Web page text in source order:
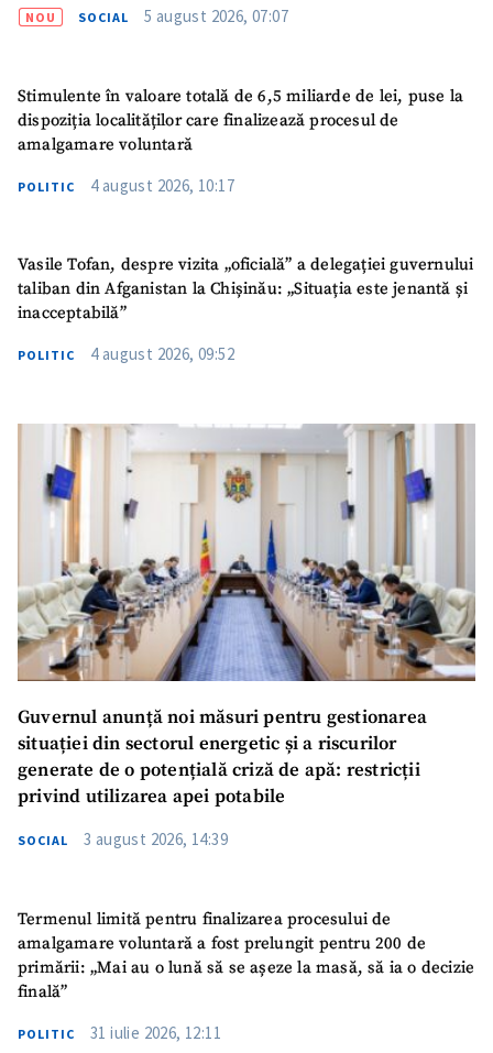
NOU SOCIAL 5 august 2026, 07:07
Stimulente în valoare totală de 6,5 miliarde de lei, puse la
dispoziția localităților care finalizează procesul de
amalgamare voluntară
POLITIC 4 august 2026, 10:17
Vasile Tofan, despre vizita „oficială” a delegației guvernului
taliban din Afganistan la Chișinău: „Situația este jenantă și
inacceptabilă”
POLITIC 4 august 2026, 09:52
Guvernul anunță noi măsuri pentru gestionarea
situației din sectorul energetic și a riscurilor
generate de o potențială criză de apă: restricții
privind utilizarea apei potabile
SOCIAL 3 august 2026, 14:39
Termenul limită pentru finalizarea procesului de
amalgamare voluntară a fost prelungit pentru 200 de
primării: „Mai au o lună să se așeze la masă, să ia o decizie
finală”
POLITIC 31 iulie 2026, 12:11